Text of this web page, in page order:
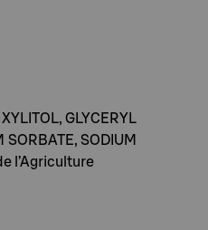
GLYCERYL
SORBATE, SODIUM
l’Agriculture